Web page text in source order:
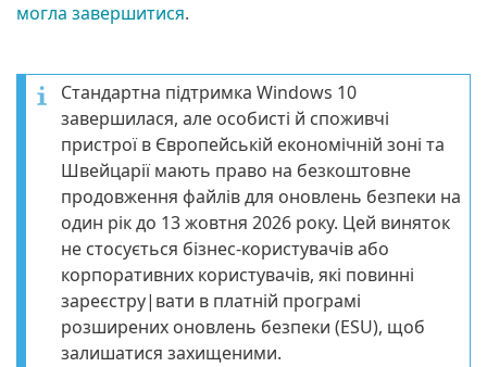
могла завершитися.
Стандартна підтримка Windows 10
завершилася, але особисті й споживчі
пристрої в Європейській економічній зоні та
Швейцарії мають право на безкоштовне
продовження файлів для оновлень безпеки на
один рік до 13 жовтня 2026 року. Цей виняток
не стосується бізнес-користувачів або
корпоративних користувачів, які повинні
зареєстру|вати в платній програмі
розширених оновлень безпеки (ESU), щоб
залишатися захищеними.